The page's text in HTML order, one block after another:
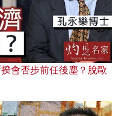
會否步前任後塵？脫歐